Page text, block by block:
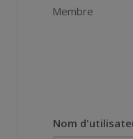
Membre
Nom